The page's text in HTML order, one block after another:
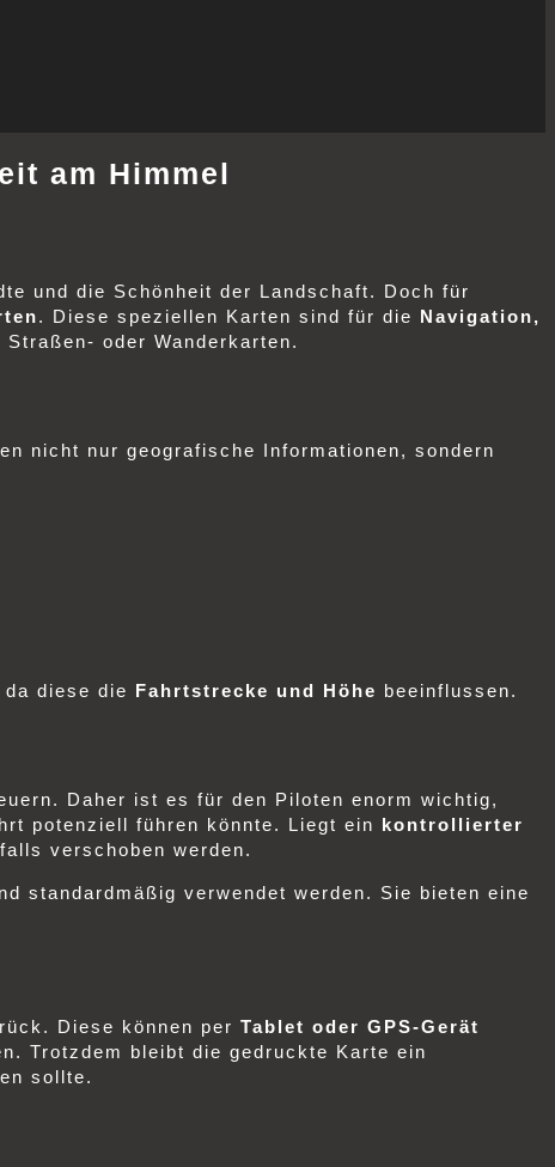
am Himmel
und die Schönheit der Landschaft. Doch für
. Diese speziellen Karten sind für die Navigation,
oder Wanderkarten.
nicht nur geografische Informationen, sondern
diese die Fahrtstrecke und Höhe beeinflussen.
Daher ist es für den Piloten enorm wichtig,
potenziell führen könnte. Liegt ein kontrollierter
verschoben werden.
standardmäßig verwendet werden. Sie bieten eine
Diese können per Tablet oder GPS-Gerät
Trotzdem bleibt die gedruckte Karte ein
sollte.